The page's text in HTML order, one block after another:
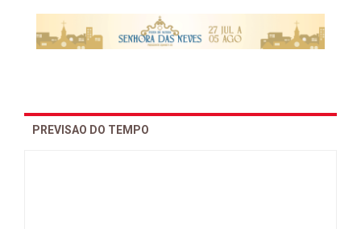
PREVISAO DO TEMPO